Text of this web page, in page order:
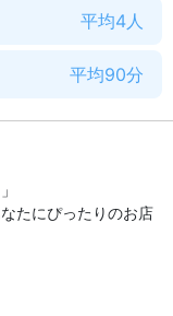
経験者優遇
平均4人
平均90分
たにぴったりのお店